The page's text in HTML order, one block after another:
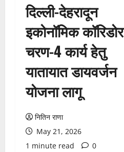
दिल्ली-देहरादून
इकोनॉमिक कॉरिडोर
चरण-4 कार्य हेतु
यातायात डायवर्जन
योजना लागू
नितिन राणा
May 21, 2026
1 minute read
0